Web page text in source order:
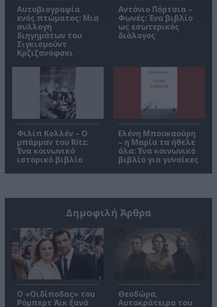
Αυτοβιογραφία
ενός πτώματος: Μια
συλλογή
διηγημάτων του
Σιγκισμούντ
Κρζιζανόφσκι
Αντόνιο Πόρτσια –
Φωνές: Ένα βιβλίο
ως εσωτερικός
διάλογος
Φιλίπ Κολλέν – Ο
μπάρμαν του Ritz:
Ένα κοινωνικό
ιστορικό βιβλίο
Ελένη Μπουκαούρη
– η Μαρία τα ήθελε
όλα: Ένα κοινωνικό
βιβλίο για γυναίκες
Δημοφιλή Άρθρα
O «Οιδίποδας» του
Ρόμπερτ Άικ ξανά
Θεοδώρα,
Αυτοκράτειρα του